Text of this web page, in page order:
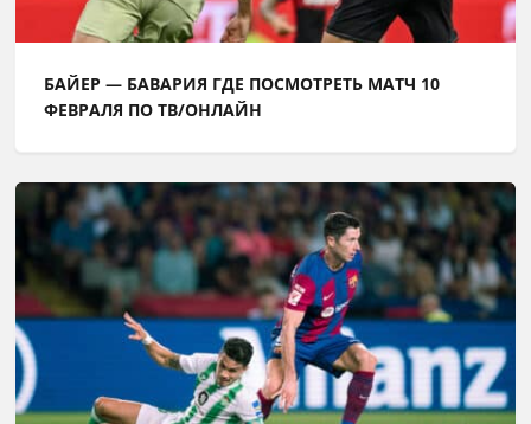
БАЙЕР — БАВАРИЯ ГДЕ ПОСМОТРЕТЬ МАТЧ 10
ФЕВРАЛЯ ПО ТВ/ОНЛАЙН